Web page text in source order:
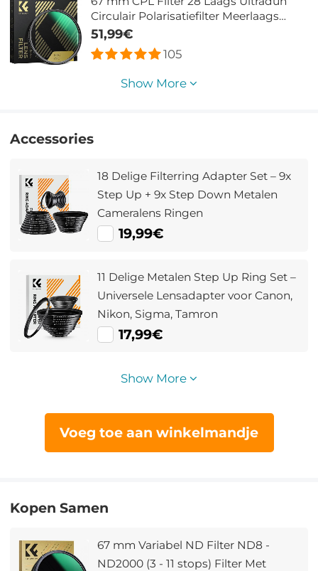
Circulair Polarisatiefilter Meerlaags
Gecoat Polariserend MRC Filter Nano
Xcel Serie
51,99€
105
Show More
Accessories
18 Delige Filterring Adapter Set – 9x
Step Up + 9x Step Down Metalen
Cameralens Ringen
19,99€
11 Delige Metalen Step Up Ring Set –
Universele Lensadapter voor Canon,
Nikon, Sigma, Tamron
17,99€
Show More
Voeg toe aan winkelmandje
Kopen Samen
67 mm Variabel ND Filter ND8 -
ND2000 (3 - 11 stops) Filter Met